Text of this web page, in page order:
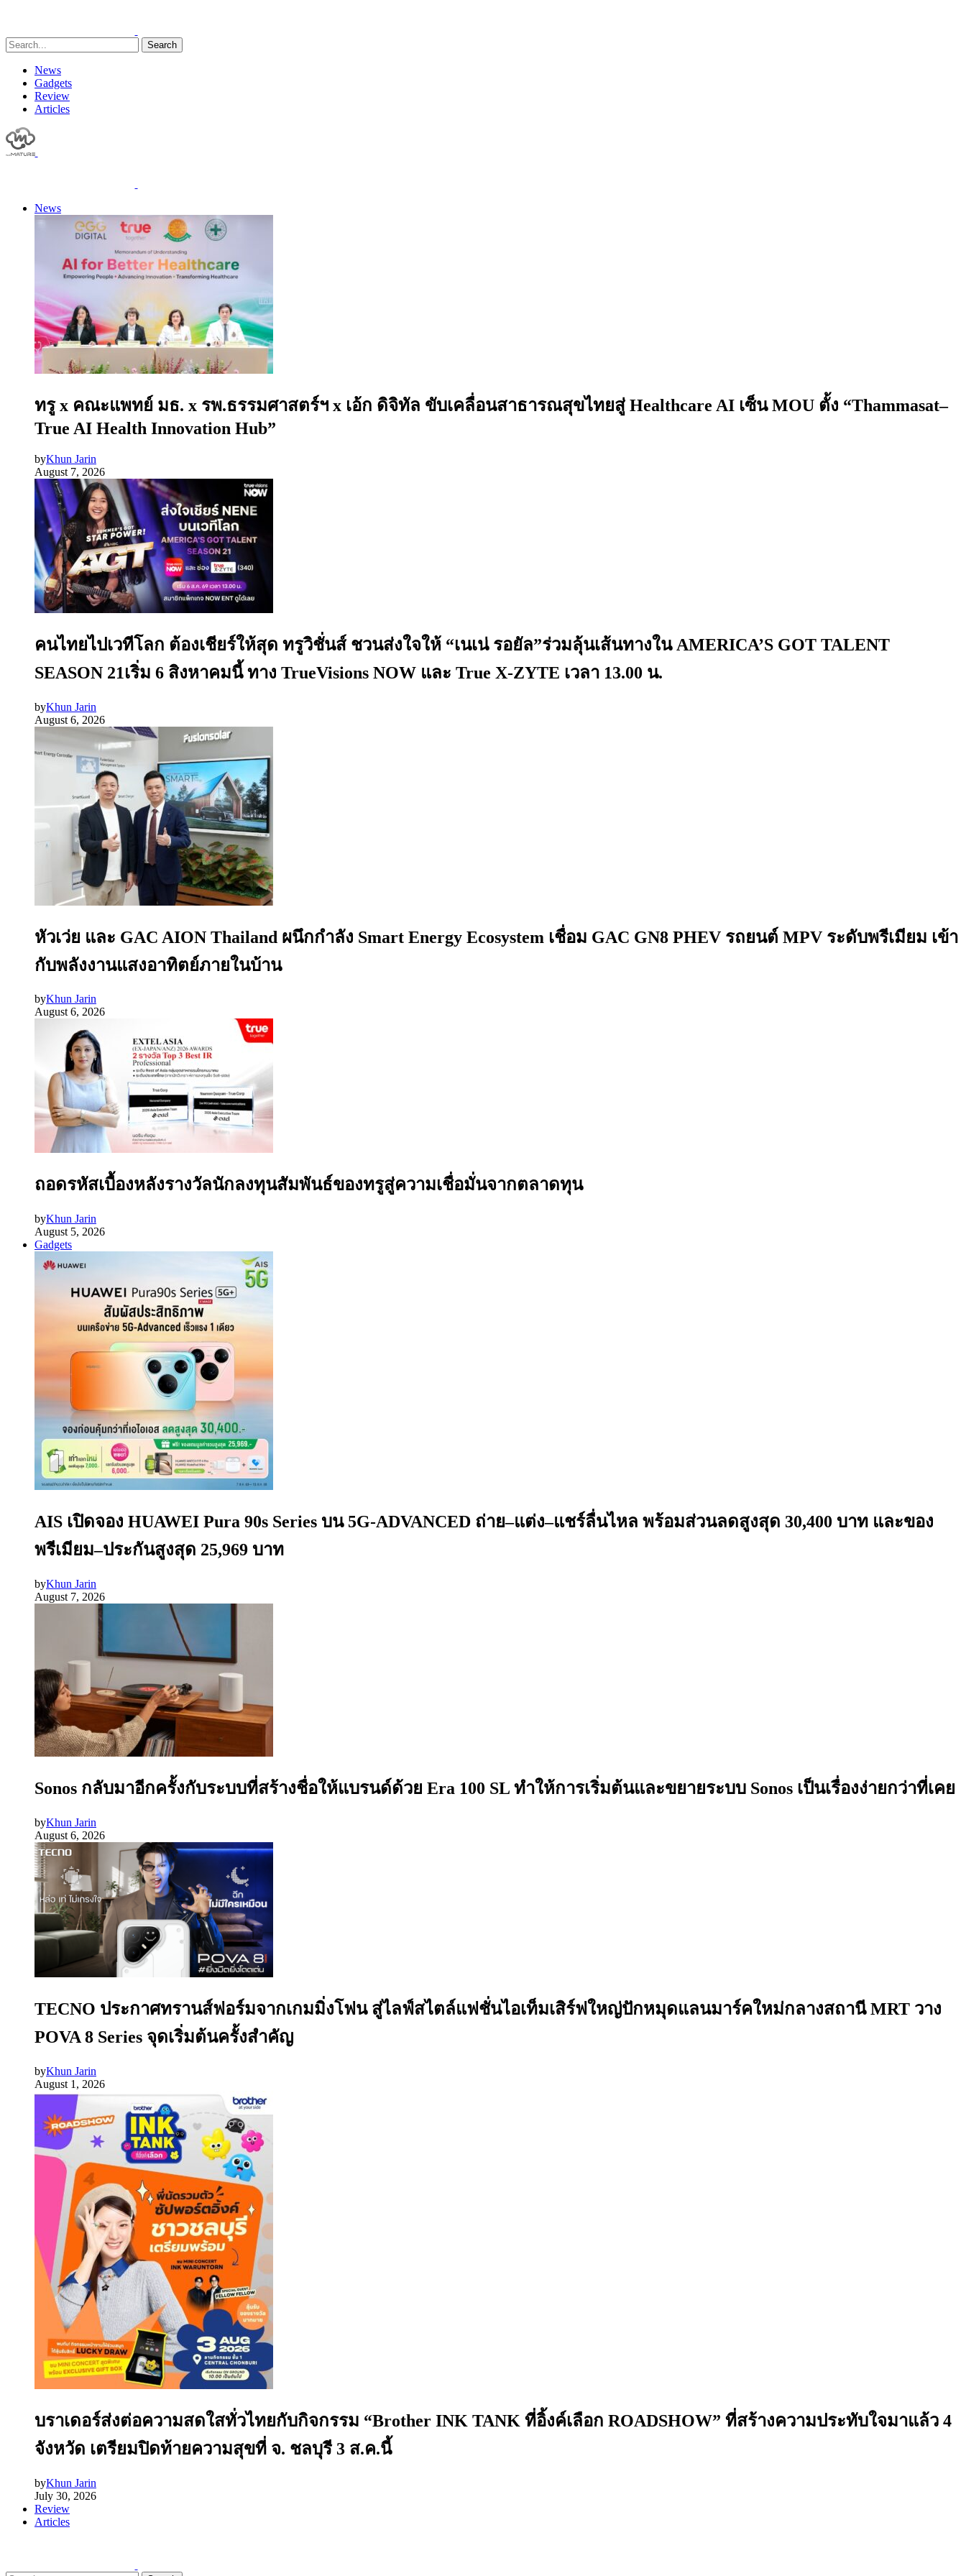
Search
News
Gadgets
Review
Articles
News
ทรู x คณะแพทย์ มธ. x รพ.ธรรมศาสตร์ฯ x เอ้ก ดิจิทัล ขับเคลื่อนสาธารณสุขไทยสู่ Healthcare AI เซ็น MOU ตั้ง “Thammasat–
True AI Health Innovation Hub”
byKhun Jarin
August 7, 2026
คนไทยไปเวทีโลก ต้องเชียร์ให้สุด ทรูวิชั่นส์ ชวนส่งใจให้ “เนเน่ รอยัล”ร่วมลุ้นเส้นทางใน AMERICA’S GOT TALENT
SEASON 21เริ่ม 6 สิงหาคมนี้ ทาง TrueVisions NOW และ True X-ZYTE เวลา 13.00 น.
byKhun Jarin
August 6, 2026
หัวเว่ย และ GAC AION Thailand ผนึกกำลัง Smart Energy Ecosystem เชื่อม GAC GN8 PHEV รถยนต์ MPV ระดับพรีเมียม เข้า
กับพลังงานแสงอาทิตย์ภายในบ้าน
byKhun Jarin
August 6, 2026
ถอดรหัสเบื้องหลังรางวัลนักลงทุนสัมพันธ์ของทรูสู่ความเชื่อมั่นจากตลาดทุน
byKhun Jarin
August 5, 2026
Gadgets
AIS เปิดจอง HUAWEI Pura 90s Series บน 5G-ADVANCED ถ่าย–แต่ง–แชร์ลื่นไหล พร้อมส่วนลดสูงสุด 30,400 บาท และของ
พรีเมียม–ประกันสูงสุด 25,969 บาท
byKhun Jarin
August 7, 2026
Sonos กลับมาอีกครั้งกับระบบที่สร้างชื่อให้แบรนด์ด้วย Era 100 SL ทำให้การเริ่มต้นและขยายระบบ Sonos เป็นเรื่องง่ายกว่าที่เคย
byKhun Jarin
August 6, 2026
TECNO ประกาศทรานส์ฟอร์มจากเกมมิ่งโฟน สู่ไลฟ์สไตล์แฟชั่นไอเท็มเสิร์ฟใหญ่ปักหมุดแลนมาร์คใหม่กลางสถานี MRT วาง
POVA 8 Series จุดเริ่มต้นครั้งสำคัญ
byKhun Jarin
August 1, 2026
บราเดอร์ส่งต่อความสดใสทั่วไทยกับกิจกรรม “Brother INK TANK ที่อิ้งค์เลือก ROADSHOW” ที่สร้างความประทับใจมาแล้ว 4
จังหวัด เตรียมปิดท้ายความสุขที่ จ. ชลบุรี 3 ส.ค.นี้
byKhun Jarin
July 30, 2026
Review
Articles